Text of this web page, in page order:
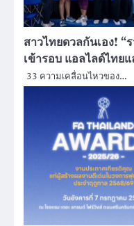
สาวไทยดวลกันเอง! “
เข้ารอบ แอลไลด์ไทย
33 ความเคลื่อนไหวของ…